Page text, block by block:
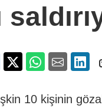
10 kişinin